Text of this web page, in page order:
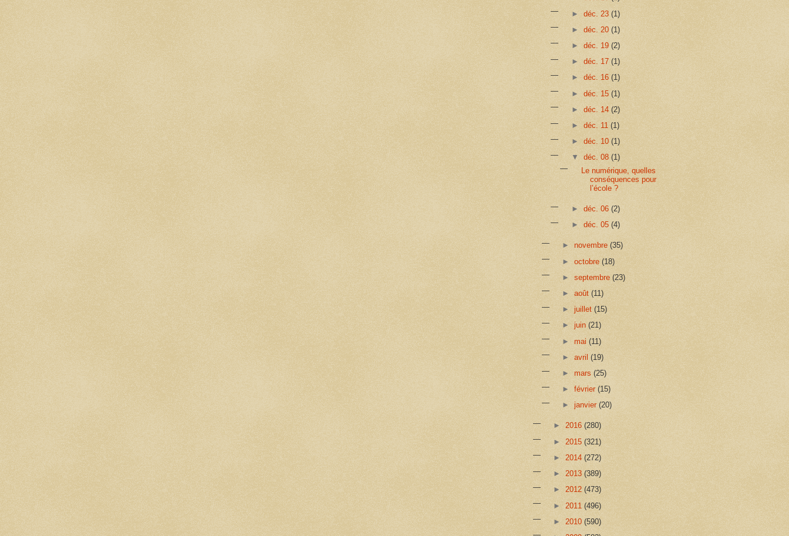
► déc. 23 (1)
► déc. 20 (1)
► déc. 19 (2)
► déc. 17 (1)
► déc. 16 (1)
► déc. 15 (1)
► déc. 14 (2)
► déc. 11 (1)
► déc. 10 (1)
▼ déc. 08 (1)
Le numérique, quelles
conséquences pour
l’école ?
► déc. 06 (2)
► déc. 05 (4)
► novembre(35)
►octobre(18)
►septembre(23)
►août(11)
►juillet(15)
►juin(21)
►mai(11)
►avril(19)
►mars(25)
►février(15)
►janvier(20)
► 2016 (280)
► 2015 (321)
► 2014 (272)
► 2013 (389)
► 2012 (473)
► 2011 (496)
► 2010 (590)